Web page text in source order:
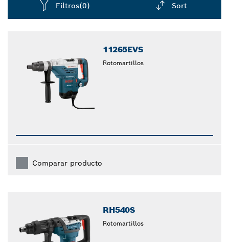
Filtros(0) Sort
11265EVS
Rotomartillos
Comparar producto
RH540S
Rotomartillos